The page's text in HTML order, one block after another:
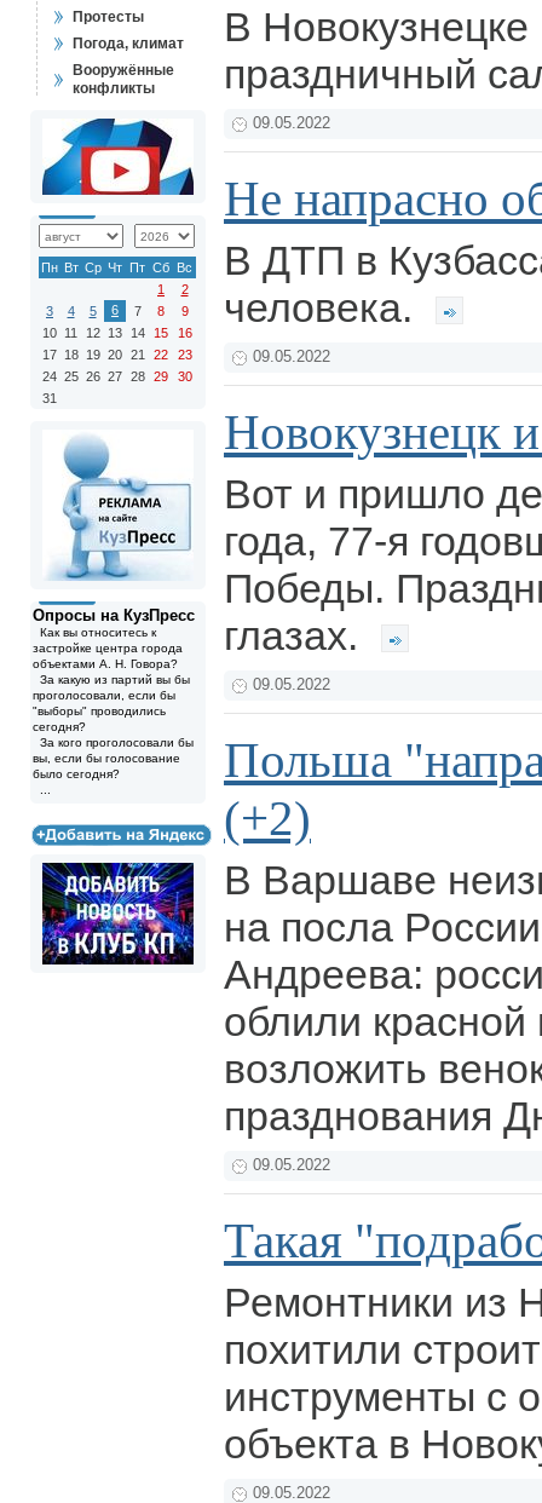
Протесты
Погода, климат
Вооружённые
конфликты
Пн Вт Ср Чт Пт Сб Вс
1
2
3
4 5 6 7 8
9
10 11 12 13 14 15
16
17 18 19 20 21 22
23
24 25 26 27 28 29
30
31
Опросы на КузПресс
Как вы относитесь к
застройке центра города
объектами А. Н. Говора?
За какую из партий вы бы
проголосовали, если бы
"выборы" проводились
сегодня?
За кого проголосовали бы
вы, если бы голосование
было сегодня?
В
праздничный
09.05.2022
Не напрасно
В ДТП в
человека.
09.05.2022
Новокузнецк
Вот и пришло
года, 77-я
Победы.
глазах.
09.05.2022
Польша
(+2)
В Варшаве
на посла
Андреева:
облили красной
возложить
празднования
09.05.2022
Такая
Ремонтники из
похитили
инструменты с
объекта в
09.05.2022